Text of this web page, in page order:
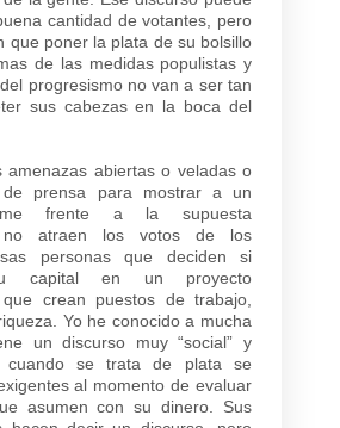
cantidad de votantes, pero
que poner la plata de su bolsillo
de las medidas populistas y
progresismo no van a ser tan
sus cabezas en la boca del
amenazas abiertas o veladas o
de prensa para mostrar a un
frente a la supuesta
no atraen los votos de los
personas que deciden si
capital en un proyecto
que crean puestos de trabajo,
Yo he conocido a mucha
un discurso muy “social” y
cuando se trata de plata se
al momento de evaluar
asumen con su dinero. Sus